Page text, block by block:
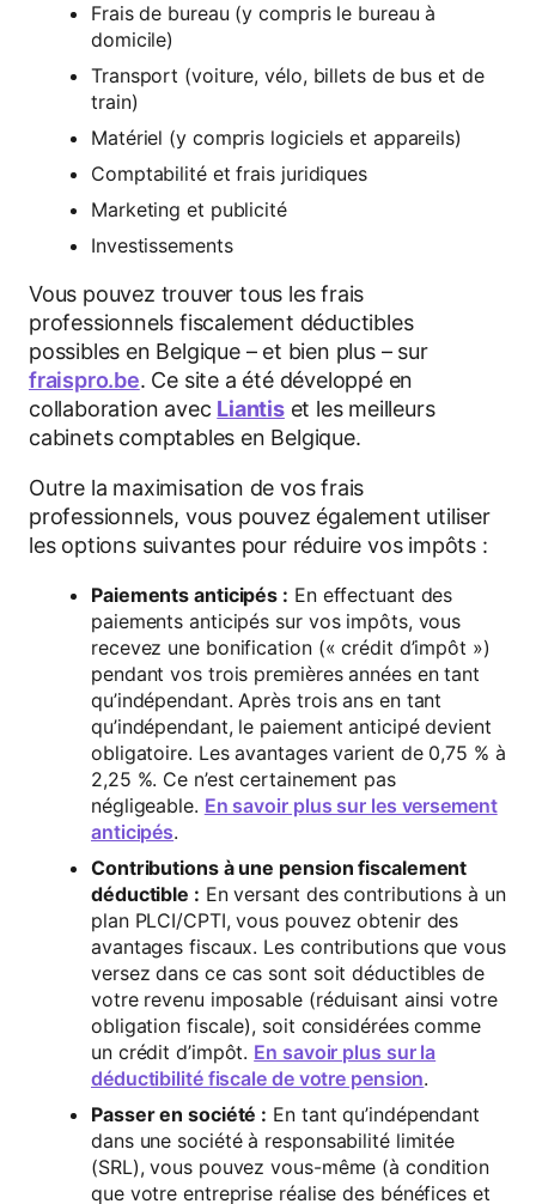
Frais de bureau (y compris le bureau à
domicile)
Transport (voiture, vélo, billets de bus et de
train)
Matériel (y compris logiciels et appareils)
Comptabilité et frais juridiques
Marketing et publicité
Investissements
Vous pouvez trouver tous les frais
professionnels fiscalement déductibles
possibles en Belgique – et bien plus – sur
fraispro.be. Ce site a été développé en
collaboration avec Liantiset les meilleurs
cabinets comptables en Belgique.
Outre la maximisation de vos frais
professionnels, vous pouvez également utiliser
les options suivantes pour réduire vos impôts :
Paiements anticipés : En effectuant des
paiements anticipés sur vos impôts, vous
recevez une bonification (« crédit d’impôt »)
pendant vos trois premières années en tant
qu’indépendant. Après trois ans en tant
qu’indépendant, le paiement anticipé devient
obligatoire. Les avantages varient de 0,75 % à
2,25 %. Ce n’est certainement pas
négligeable. En savoir plus sur les versement
anticipés.
Contributions à une pension fiscalement
déductible : En versant des contributions à un
plan PLCI/CPTI, vous pouvez obtenir des
avantages fiscaux. Les contributions que vous
versez dans ce cas sont soit déductibles de
votre revenu imposable (réduisant ainsi votre
obligation fiscale), soit considérées comme
un crédit d’impôt. En savoir plus sur la
déductibilité fiscale de votre pension.
Passer en société : En tant qu’indépendant
dans une société à responsabilité limitée
(SRL), vous pouvez vous-même (à condition
que votre entreprise réalise des bénéfices et